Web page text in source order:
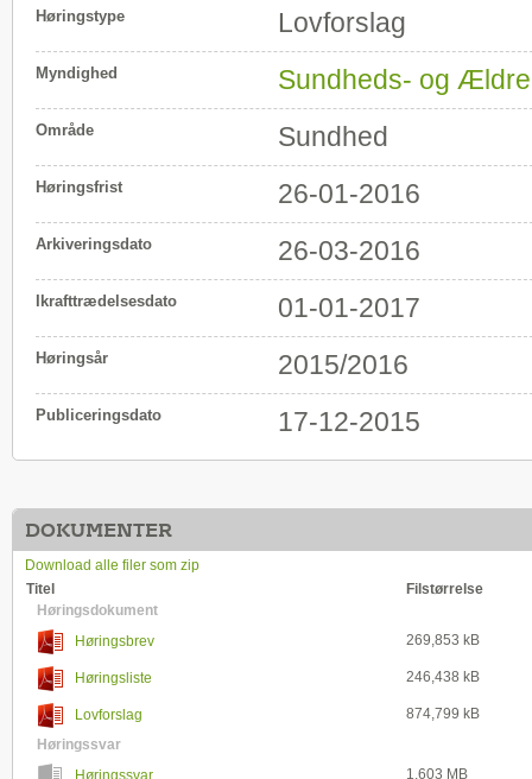
Høringstype Lovforslag
Myndighed Sundheds- og
Område Sundhed
Høringsfrist 26-01-2016
Arkiveringsdato 26-03-2016
Ikrafttrædelsesdato 01-01-2017
Høringsår 2015/2016
Publiceringsdato 17-12-2015
DOKUMENTER
Download alle filer som zip
Titel
Filstørrelse
Høringsdokument
Høringsbrev
269,853 kB
Høringsliste 246,438 kB
Lovforslag
874,799 kB
Høringssvar
Høringssvar
1,603 MB